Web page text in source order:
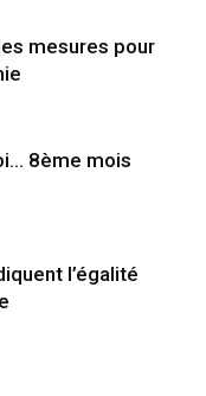
mesures pour
8ème mois
l’égalité